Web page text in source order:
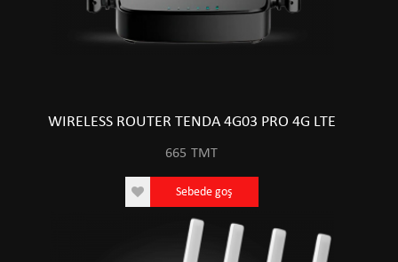
WIRELESS ROUTER TENDA 4G03 PRO 4G LTE
665 TMT
Sebede goş